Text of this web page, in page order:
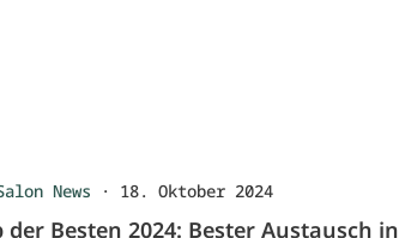
News · 18. Oktober 2024
der Besten 2024: Bester Austausch in